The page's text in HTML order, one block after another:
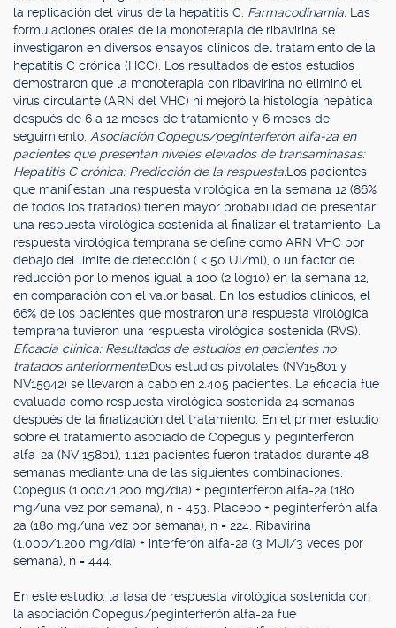
la replicación del virus de la hepatitis C. Farmacodinamia: Las
formulaciones orales de la monoterapia de ribavirina se
investigaron en diversos ensayos clínicos del tratamiento de la
hepatitis C crónica (HCC). Los resultados de estos estudios
demostraron que la monoterapia con ribavirina no eliminó el
virus circulante (ARN del VHC) ni mejoró la histología hepática
después de 6 a 12 meses de tratamiento y 6 meses de
seguimiento. Asociación Copegus/peginterferón alfa-2a en
pacientes que presentan niveles elevados de transaminasas:
Hepatitis C crónica: Predicción de la respuesta:Los pacientes
que manifiestan una respuesta virológica en la semana 12 (86%
de todos los tratados) tienen mayor probabilidad de presentar
una respuesta virológica sostenida al finalizar el tratamiento. La
respuesta virológica temprana se define como ARN VHC por
debajo del límite de detección ( < 50 UI/ml), o un factor de
reducción por lo menos igual a 100 (2 log10) en la semana 12,
en comparación con el valor basal. En los estudios clínicos, el
66% de los pacientes que mostraron una respuesta virológica
temprana tuvieron una respuesta virológica sostenida (RVS).
Eficacia clínica: Resultados de estudios en pacientes no
tratados anteriormente:Dos estudios pivotales (NV15801 y
NV15942) se llevaron a cabo en 2.405 pacientes. La eficacia fue
evaluada como respuesta virológica sostenida 24 semanas
después de la finalización del tratamiento. En el primer estudio
sobre el tratamiento asociado de Copegus y peginterferón
alfa-2a (NV 15801), 1.121 pacientes fueron tratados durante 48
semanas mediante una de las siguientes combinaciones:
Copegus (1.000/1.200 mg/día) + peginterferón alfa-2a (180
mg/una vez por semana), n = 453. Placebo + peginterferón alfa-
2a (180 mg/una vez por semana), n = 224. Ribavirina
(1.000/1.200 mg/día) + interferón alfa-2a (3 MUI/3 veces por
semana), n = 444.
En este estudio, la tasa de respuesta virológica sostenida con
la asociación Copegus/peginterferón alfa-2a fue